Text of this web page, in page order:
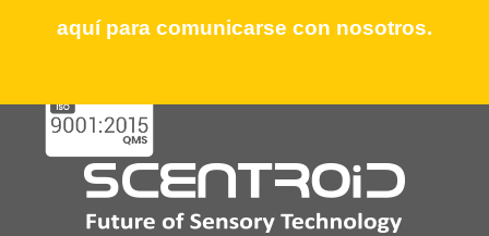
aquí para comunicarse con nosotros.
contact us.